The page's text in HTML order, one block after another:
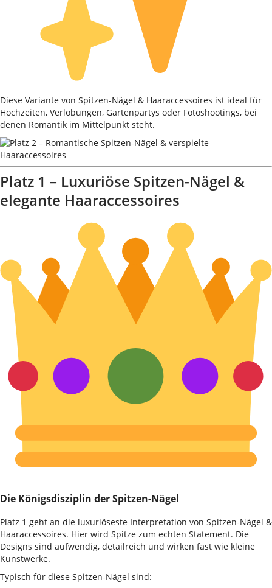
Diese Variante von Spitzen-Nägel & Haaraccessoires ist ideal für
Hochzeiten, Verlobungen, Gartenpartys oder Fotoshootings, bei
denen Romantik im Mittelpunkt steht.
Platz 1 – Luxuriöse Spitzen-Nägel &
elegante Haaraccessoires
Die Königsdisziplin der Spitzen-Nägel
Platz 1 geht an die luxuriöseste Interpretation von Spitzen-Nägel &
Haaraccessoires. Hier wird Spitze zum echten Statement. Die
Designs sind aufwendig, detailreich und wirken fast wie kleine
Kunstwerke.
Typisch für diese Spitzen-Nägel sind: